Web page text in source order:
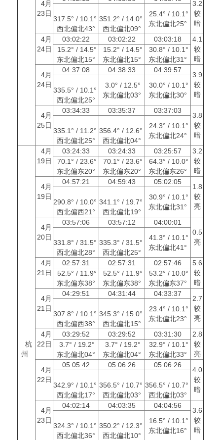
4月
23日
3.2
较
暗
317.5° / 10.1°
西北偏北43°
351.2° / 14.0°
西北偏北09°
25.4° / 10.1°
东北偏北25°
4月
24日
03:02:22 03:02:22 03:03:18
4.1
较
暗
15.2° / 14.5°
东北偏北15°
15.2° / 14.5°
东北偏北15°
30.8° / 10.1°
东北偏北31°
4月
24日
04:37:08 04:38:33 04:39:57
3.9
较
暗
335.5° / 10.1°
西北偏北25°
3.0° / 12.5°
东北偏北03°
30.0° / 10.1°
东北偏北30°
4月
25日
03:34:33 03:35:37 03:37:03
3.8
较
暗
335.1° / 11.2°
西北偏北25°
356.4° / 12.6°
西北偏北04°
24.3° / 10.1°
东北偏北24°
杭
州
4月
19日
03:24:33 03:24:33 03:25:57
3.2
较
暗
70.1° / 23.6°
东北偏东20°
70.1° / 23.6°
东北偏东20°
64.3° / 10.0°
东北偏东26°
4月
19日
04:57:21 04:59:43 05:02:05
1.8
较
亮
290.8° / 10.0°
西北偏西21°
341.1° / 19.7°
西北偏北19°
30.9° / 10.1°
东北偏北31°
4月
20日
03:57:06 03:57:12
04:00:01
0.5
亮
331.8° / 31.5°
西北偏北28°
335.3° / 31.5°
西北偏北25°
41.3° / 10.1°
东北偏北41°
4月
21日
02:57:31 02:57:31 02:57:46
5.6
较
暗
52.5° / 11.9°
东北偏东38°
52.5° / 11.9°
东北偏东38°
53.2° / 10.0°
东北偏东37°
4月
21日
04:29:51 04:31:44 04:33:37
2.7
较
亮
307.8° / 10.1°
西北偏西38°
345.3° / 15.0°
西北偏北15°
23.4° / 10.1°
东北偏北23°
4月
22日
03:29:52 03:29:52 03:31:30
2.8
较
亮
3.7° / 19.2°
东北偏北04°
3.7° / 19.2°
东北偏北04°
32.9° / 10.1°
东北偏北33°
4月
22日
05:05:42 05:06:26 05:06:26
4.0
较
暗
342.9° / 10.1°
西北偏北17°
356.5° / 10.7°
西北偏北03°
356.5° / 10.7°
西北偏北03°
4月
23日
04:02:14 04:03:35 04:04:56
3.6
较
暗
324.3° / 10.1°
西北偏北36°
350.2° / 12.3°
西北偏北10°
16.5° / 10.1°
东北偏北16°